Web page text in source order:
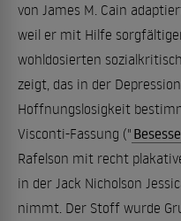
von James M. Cain
weil er mit Hilfe
wohldosierten
zeigt, das in der
Hoffnungslosigkeit
Visconti-Fassung ("
Rafelson mit recht
in der Jack Nicholson
nimmt. Der Stoff wurde